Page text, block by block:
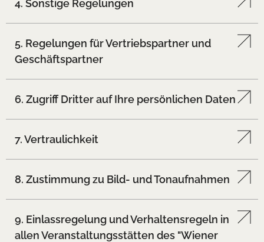
4. Sonstige Regelungen
5. Regelungen für Vertriebspartner und
Geschäftspartner
6. Zugriff Dritter auf Ihre persönlichen Daten
7. Vertraulichkeit
8. Zustimmung zu Bild- und Tonaufnahmen
9. Einlassregelung und Verhaltensregeln in
allen Veranstaltungsstätten des "Wiener